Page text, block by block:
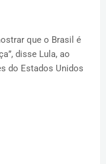
que o Brasil é
disse Lula, ao
do Estados Unidos